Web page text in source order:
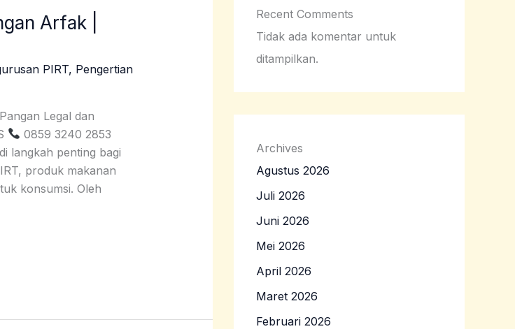
Arfak |
PIRT, Pengertian
Legal dan
0859 3240 2853
langkah penting bagi
produk makanan
konsumsi. Oleh
Recent Comments
Tidak ada komentar untuk
ditampilkan.
Archives
Agustus 2026
Juli 2026
Juni 2026
Mei 2026
April 2026
Maret 2026
Februari 2026